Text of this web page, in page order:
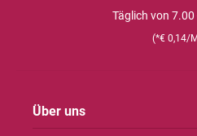
Täglich von
(*€ 0,14/
Über uns